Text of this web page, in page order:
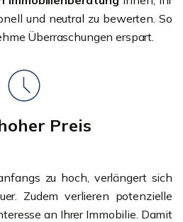
und neutral zu bewerten. So
Überraschungen erspart.
Preis
zu hoch, verlängert sich
Zudem verlieren potenzielle
an Ihrer Immobilie. Damit